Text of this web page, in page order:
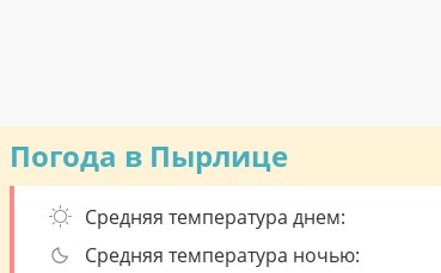
Погода в Пырлице
Средняя температура днем:
Средняя температура ночью: